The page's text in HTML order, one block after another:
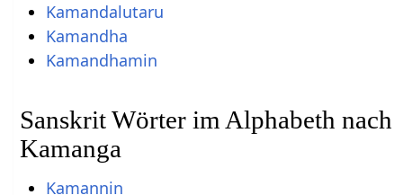
Kamandalutaru
Kamandha
Kamandhamin
Sanskrit Wörter im Alphabeth nach
Kamanga
Kamannin